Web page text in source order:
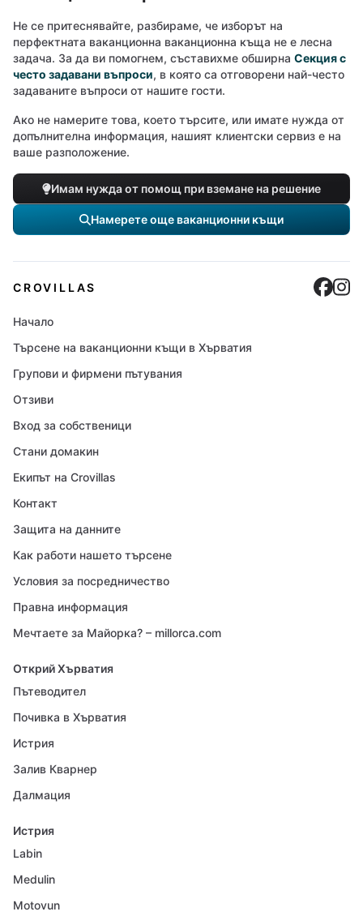
Не се притеснявайте, разбираме, че изборът на
перфектната ваканционна ваканционна къща не е лесна
задача. За да ви помогнем, съставихме обширна Секция с
често задавани въпроси, в която са отговорени най-често
задаваните въпроси от нашите гости.
Ако не намерите това, което търсите, или имате нужда от
допълнителна информация, нашият клиентски сервиз е на
ваше разположение.
Имам нужда от помощ при вземане на решение
Намерете още ваканционни къщи
CROVILLAS
Начало
Търсене на ваканционни къщи в Хърватия
Групови и фирмени пътувания
Отзиви
Вход за собственици
Стани домакин
Екипът на Crovillas
Контакт
Защита на данните
Как работи нашето търсене
Условия за посредничество
Правна информация
Мечтаете за Майорка? – millorca.com
Открий Хърватия
Пътеводител
Почивка в Хърватия
Истрия
Залив Кварнер
Далмация
Истрия
Labin
Medulin
Motovun